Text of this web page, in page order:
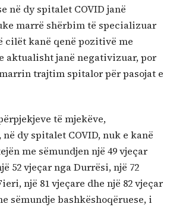
në dy spitalet COVID janë
marrë shërbim të specializuar
cilët kanë qenë pozitivë me
aktualisht janë negativizuar, por
trajtim spitalor për pasojat e
të mjekëve,
dy spitalet COVID, nuk e kanë
me sëmundjen një 49 vjeçar
52 vjeçar nga Durrësi, një 72
një 81 vjeçare dhe një 82 vjeçar
sëmundje bashkëshoqëruese, i